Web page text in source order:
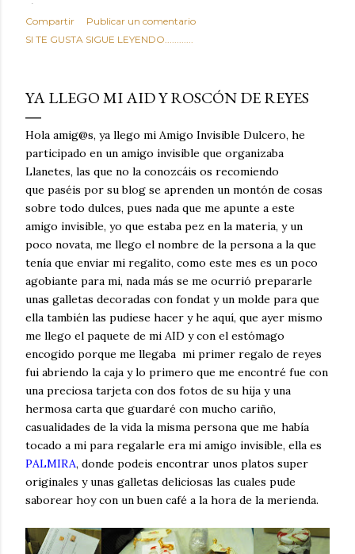
típicas patatas de bolsa, frutos secos fritos o snacks
ultraprocesados llenos de grasas saturadas y sodio?
Todos hemos estado ahí. Sin embargo, cuidarse no tiene
satisface. Estas alubias crujientes al horno van a cambiar
por completo tu forma de ver las legumbres. Olvídate de
asociar las alubias únicamente a los guisos tradicionales y
copiosos de invierno. Con esta receta simple pero
revolucionaria, transformaremos un ingrediente tan
humilde como la alubia de La Bañeza en un snack ligero,
dorado, cargado de proteína y 100% natural. Es el
sustituto perfecto a los frutos se...
Compartir
Publicar un comentario
SI TE GUSTA SIGUE LEYENDO............
YA LLEGO MI AID Y ROSCÓN DE REYES
Hola amig@s, ya llego mi Amigo Invisible Dulcero, he
participado en un amigo invisible que organizaba
Llanetes, las que no la conozcáis os recomiendo
que paséis por su blog se aprenden un montón de cosas
sobre todo dulces, pues nada que me apunte a este
amigo invisible, yo que estaba pez en la materia, y un
poco novata, me llego el nombre de la persona a la que
tenía que enviar mi regalito, como este mes es un poco
agobiante para mi, nada más se me ocurrió prepararle
unas galletas decoradas con fondat y un molde para que
ella también las pudiese hacer y he aquí, que ayer mismo
me llego el paquete de mi AID y con el estómago
encogido porque me llegaba mi primer regalo de reyes
fui abriendo la caja y lo primero que me encontré fue con
una preciosa tarjeta con dos fotos de su hija y una
hermosa carta que guardaré con mucho cariño,
casualidades de la vida la misma persona que me había
tocado a mi para regalarle era mi amigo invisible, ella es
PALMIRA, donde podeis encontrar unos platos super
originales y unas galletas deliciosas las cuales pude
saborear hoy con un buen café a la hora de la merienda.